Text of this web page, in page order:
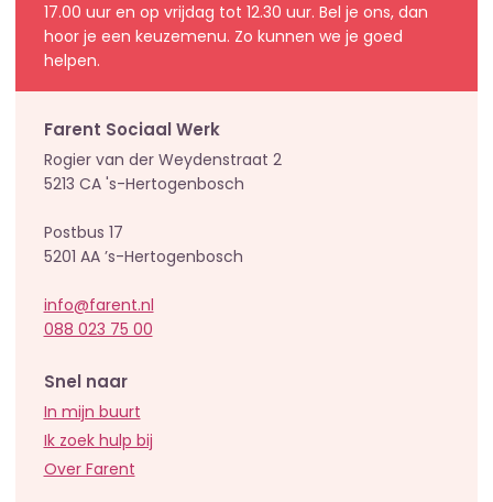
17.00 uur en op vrijdag tot 12.30 uur. Bel je ons, dan
hoor je een keuzemenu. Zo kunnen we je goed
helpen.
Farent Sociaal Werk
Rogier van der Weydenstraat 2
5213 CA 's-Hertogenbosch
Postbus 17
5201 AA ’s-Hertogenbosch
info@farent.nl
088 023 75 00
Snel naar
In mijn buurt
Ik zoek hulp bij
Over Farent